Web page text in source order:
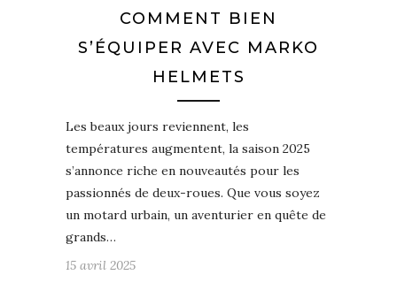
COMMENT BIEN
S’ÉQUIPER AVEC MARKO
HELMETS
Les beaux jours reviennent, les
températures augmentent, la saison 2025
s’annonce riche en nouveautés pour les
passionnés de deux-roues. Que vous soyez
un motard urbain, un aventurier en quête de
grands…
15 avril 2025